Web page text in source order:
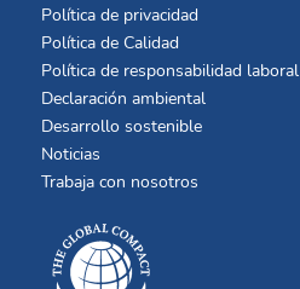
Política de privacidad
Política de Calidad
Política de responsabilidad laboral
Declaración ambiental
Desarrollo sostenible
Noticias
Trabaja con nosotros